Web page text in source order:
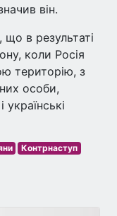
він.
в результаті
коли Росія
територію, з
особи,
Контрнаступ